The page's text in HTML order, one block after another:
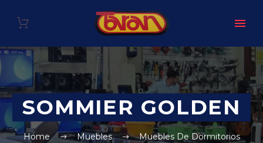
SOMMIER GOLDEN
Home Muebles
Muebles De Dormitorios